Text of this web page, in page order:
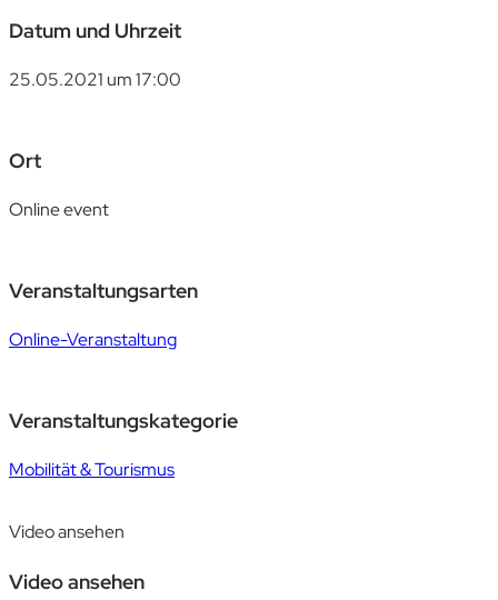
Datum und Uhrzeit
25.05.2021 um 17:00
Ort
Online event
Veranstaltungsarten
Online-Veranstaltung
Veranstaltungskategorie
Mobilität & Tourismus
Video ansehen
Video ansehen